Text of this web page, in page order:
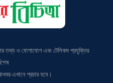
এখানে প্রচার হবে।
১, মিরপুর-১০, ঢাকা-১২১৬;